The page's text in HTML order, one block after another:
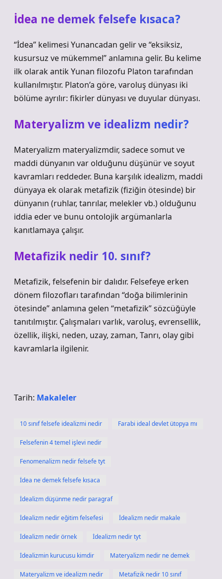
İdea ne demek felsefe kısaca?
“İdea” kelimesi Yunancadan gelir ve “eksiksiz,
kusursuz ve mükemmel” anlamına gelir. Bu kelime
ilk olarak antik Yunan filozofu Platon tarafından
kullanılmıştır. Platon’a göre, varoluş dünyası iki
bölüme ayrılır: fikirler dünyası ve duyular dünyası.
Materyalizm ve idealizm nedir?
Materyalizm materyalizmdir, sadece somut ve
maddi dünyanın var olduğunu düşünür ve soyut
kavramları reddeder. Buna karşılık idealizm, maddi
dünyaya ek olarak metafizik (fiziğin ötesinde) bir
dünyanın (ruhlar, tanrılar, melekler vb.) olduğunu
iddia eder ve bunu ontolojik argümanlarla
kanıtlamaya çalışır.
Metafizik nedir 10. sınıf?
Metafizik, felsefenin bir dalıdır. Felsefeye erken
dönem filozofları tarafından “doğa bilimlerinin
ötesinde” anlamına gelen “metafizik” sözcüğüyle
tanıtılmıştır. Çalışmaları varlık, varoluş, evrensellik,
özellik, ilişki, neden, uzay, zaman, Tanrı, olay gibi
kavramlarla ilgilenir.
Tarih: Makaleler
10 sınıf felsefe idealizmi nedir Farabi ideal devlet ütopya mı
Felsefenin 4 temel işlevi nedir
Fenomenalizm nedir felsefe tyt
İdea ne demek felsefe kısaca
İdealizm düşünme nedir paragraf
İdealizm nedir eğitim felsefesi İdealizm nedir makale
İdealizm nedir örnek İdealizm nedir tyt
İdealizmin kurucusu kimdir Materyalizm nedir ne demek
Materyalizm ve idealizm nedir Metafizik nedir 10 sınıf